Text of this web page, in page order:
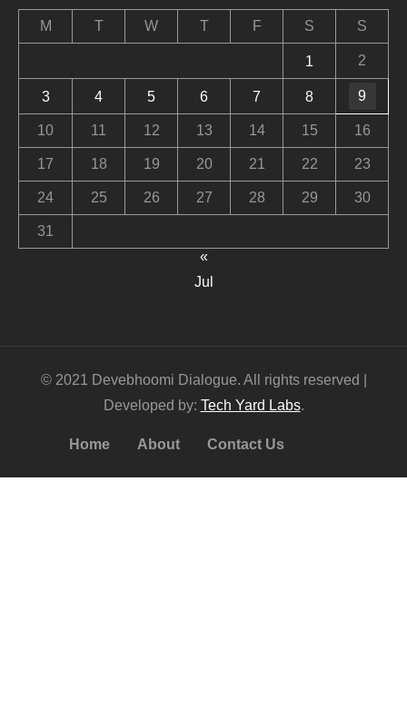
M T W T F S S
1 2
3 4 5 6 7 8 9
10 11 12 13 14 15 16
17 18 19 20 21 22 23
24 25 26 27 28 29 30
31
«
Jul
© 2021 Devebhoomi Dialogue. All rights reserved |
Developed by: Tech Yard Labs.
Home About Contact Us